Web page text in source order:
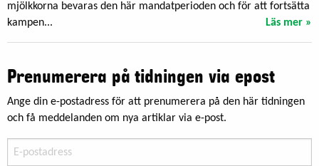
mjölkkorna bevaras den här mandatperioden och för att fortsätta
kampen...
Läs mer »
Prenumerera på tidningen via epost
Ange din e-postadress för att prenumerera på den här tidningen
och få meddelanden om nya artiklar via e-post.